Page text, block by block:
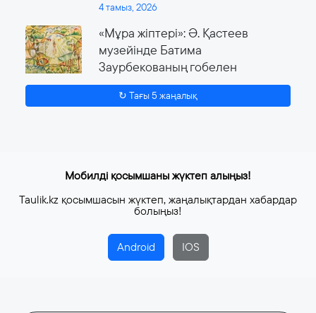
4 тамыз, 2026
«Мұра жіптері»: Ә. Қастеев
музейінде Батима
Заурбекованың гобелен
өнеріне арналған ауқымды
көрме өтеді
↻ Тағы 5 жаңалық
Мобилді қосымшаны жүктеп алыңыз!
Taulik.kz қосымшасын жүктеп, жаңалықтардан хабардар
болыңыз!
Android IOS